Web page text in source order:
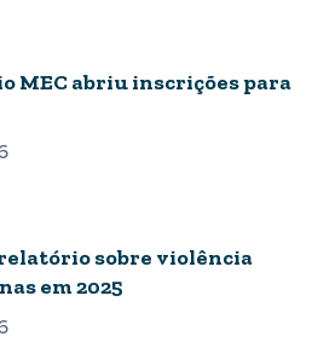
MEC abriu inscrições para
sobre violência
em 2025